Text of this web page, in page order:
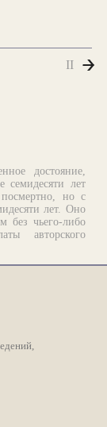
II
достояние,
семидесяти лет
но с
лет. Оно
без чьего-либо
авторского